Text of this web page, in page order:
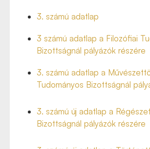
3. számú adatlap
3 számú adatlap a Filozófiai
Bizottságnál pályázók részére
3. számú adatlap a
Tudományos Bizottságnál
3. számú új adatlap a
Bizottságnál pályázók részére